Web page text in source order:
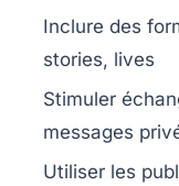
Inclure des
stories, lives
Stimuler
messages
Utiliser les